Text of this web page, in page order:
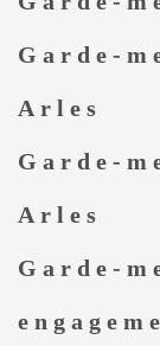
Garde-
Arles
Garde-
Arles
Garde-